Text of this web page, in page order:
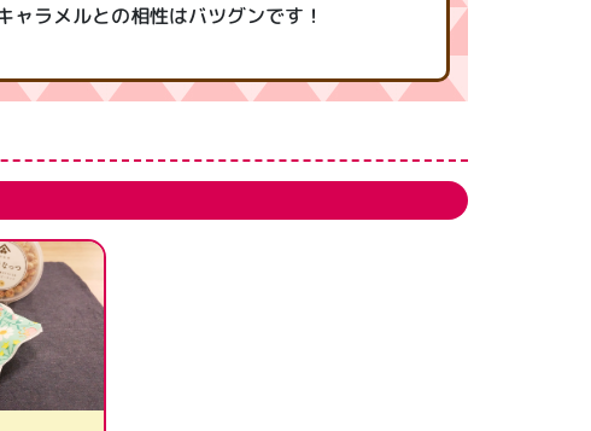
ラメルとの相性はバツグンです！